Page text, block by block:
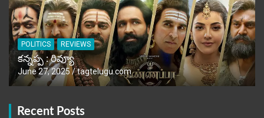
POLITICS REVIEWS
కన్నప్ప : రివ్యూ
June 27, 2025 tagtelugu.com
Recent Posts